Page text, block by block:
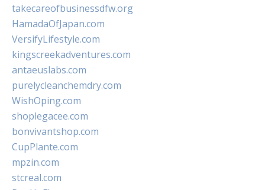
takecareofbusinessdfw.org
HamadaOfJapan.com
VersifyLifestyle.com
kingscreekadventures.com
antaeuslabs.com
purelycleanchemdry.com
WishOping.com
shoplegacee.com
bonvivantshop.com
CupPlante.com
mpzin.com
stcreal.com